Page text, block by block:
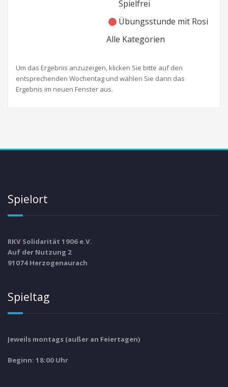
Spielfrei
Übungsstunde mit Rosi
Alle Kategorien
Um das Ergebnis anzuzeigen, klicken Sie bitte auf den
entsprechenden Wochentag und wählen Sie dann das
Ergebnis im neuen Fenster aus.
Spielort
RKV Solidarität 1906 e.V.
Auf der Nutzung 2
91074 Herzogenaurach
Spieltag
Jeweils montags (außer an Feiertagen)
Beginn: 18:00 Uhr